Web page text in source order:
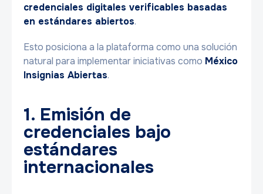
credenciales digitales verificables basadas
en estándares abiertos.
Esto posiciona a la plataforma como una solución
natural para implementar iniciativas como México
Insignias Abiertas.
1. Emisión de
credenciales bajo
estándares
internacionales